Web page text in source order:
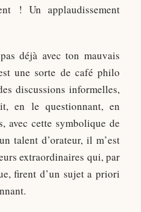
! Un applaudissement
déjà avec ton mauvais
une sorte de café philo
discussions informelles,
en le questionnant, en
avec cette symbolique de
talent d’orateur, il m’est
extraordinaires qui, par
firent d’un sujet a priori